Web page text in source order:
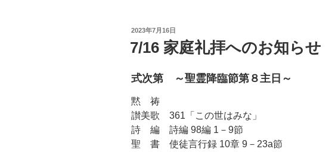
投
日:
2023年7月16日
7/16 家庭礼拝へのお知らせ
式次第 ～聖霊降臨節第８主日～
黙 祷
讃美歌 361「この世はみな」
詩 編 詩編 98編 1－9節
聖 書 使徒言行録 10章 9－23a節